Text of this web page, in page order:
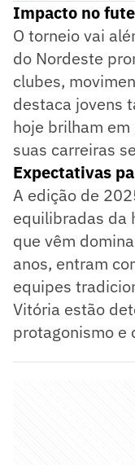
Impacto no
O torneio vai
do Nordeste
clubes,
destaca jovens
hoje brilham
suas carreiras
Expectativas
A edição de
equilibradas da
que vêm
anos, entram
equipes
Vitória estão
protagonismo e